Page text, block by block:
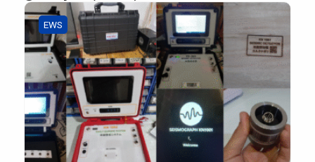
EWS